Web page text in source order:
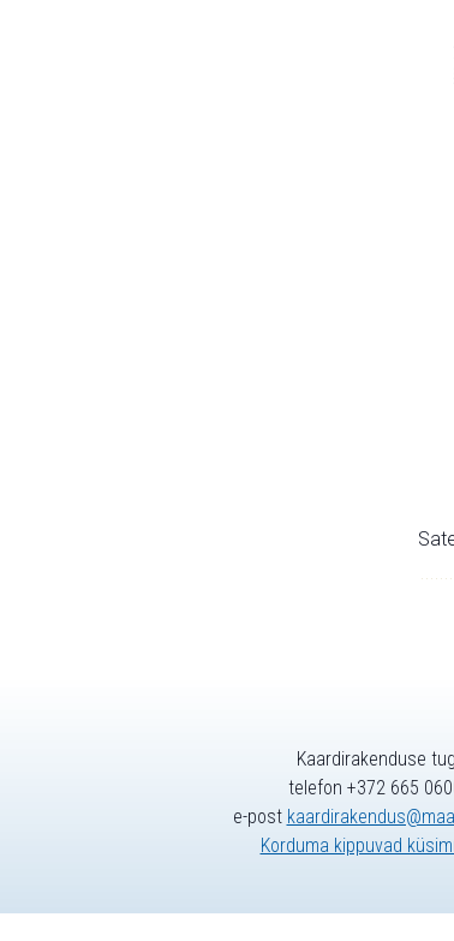
Kaardirakenduse
telefon +372 665
e-post
Korduma kippuvad